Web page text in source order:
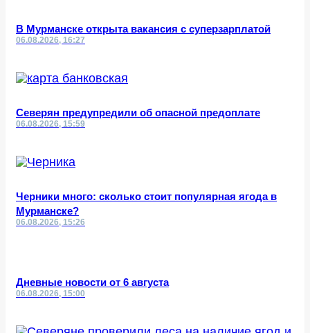
В Мурманске открыта вакансия с суперзарплатой
06.08.2026, 16:27
Северян предупредили об опасной предоплате
06.08.2026, 15:59
Черники много: сколько стоит популярная ягода в
Мурманске?
06.08.2026, 15:26
Дневные новости от 6 августа
06.08.2026, 15:00